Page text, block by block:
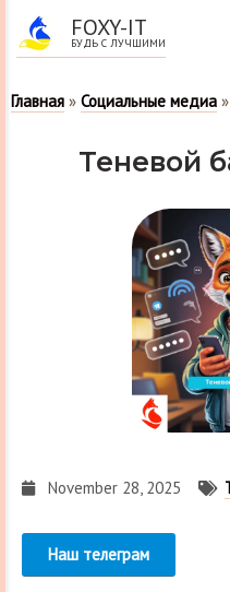
FOXY-IT
БУДЬ С ЛУЧШИМИ
Главная » Социальные медиа »
Теневой
November 28, 2025
Наш телеграм